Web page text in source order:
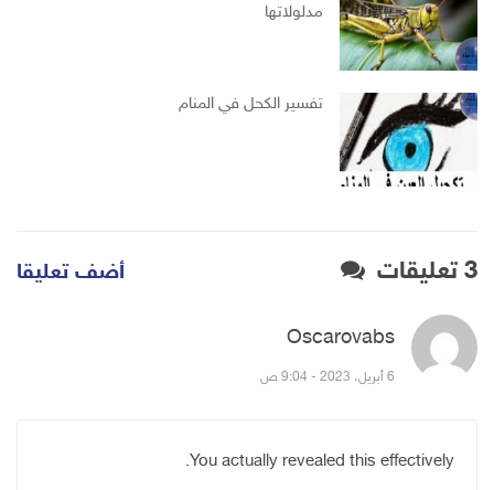
مدلولاتها
تفسير الكحل في المنام
3 تعليقات أضف تعليقا
Oscarovabs
6 أبريل، 2023 - 9:04 ص
You actually revealed this effectively.